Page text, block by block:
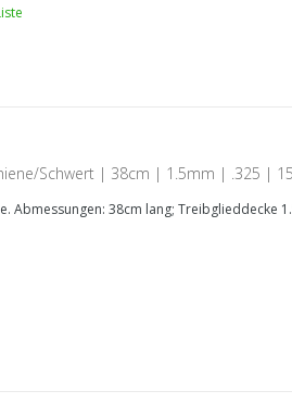
Schwert | 38cm | 1.5mm | .325 |
Abmessungen: 38cm lang; Treibglieddecke